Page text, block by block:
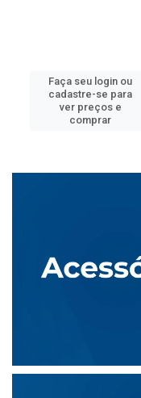
Faça seu login ou
cadastre-se para
ver preços e
comprar